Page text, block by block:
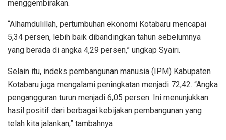
menggembirakan.
“Alhamdulillah, pertumbuhan ekonomi Kotabaru mencapai
5,34 persen, lebih baik dibandingkan tahun sebelumnya
yang berada di angka 4,29 persen,” ungkap Syairi.
Selain itu, indeks pembangunan manusia (IPM) Kabupaten
Kotabaru juga mengalami peningkatan menjadi 72,42. “Angka
pengangguran turun menjadi 6,05 persen. Ini menunjukkan
hasil positif dari berbagai kebijakan pembangunan yang
telah kita jalankan,” tambahnya.